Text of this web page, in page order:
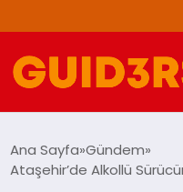
YAŞAM
Ana Sayfa Gündem
Ataşehir’de Alkollü